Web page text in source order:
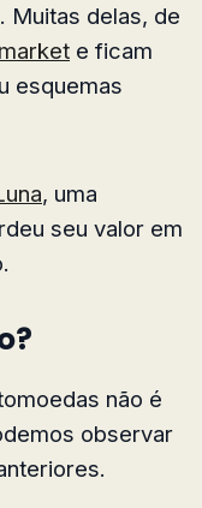
Muitas delas, de
e ficam
esquemas
, uma
seu valor em
não é
observar